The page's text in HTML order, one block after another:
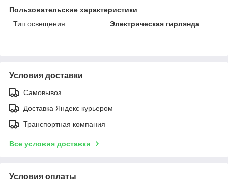
Пользовательские характеристики
Тип освещения
Электрическая гирлянда
Условия доставки
Самовывоз
Доставка Яндекс курьером
Транспортная компания
Все условия доставки
Условия оплаты